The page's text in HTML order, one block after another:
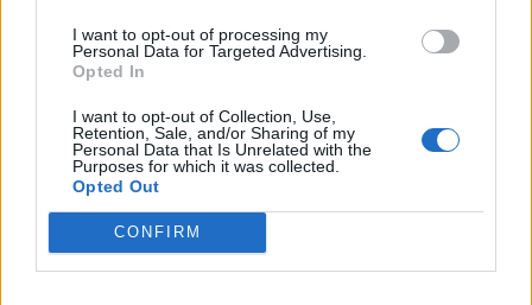
I want to opt-out of processing my
Personal Data for Targeted Advertising.
Opted In
I want to opt-out of Collection, Use,
Retention, Sale, and/or Sharing of my
Personal Data that Is Unrelated with the
Purposes for which it was collected.
Opted Out
CONFIRM